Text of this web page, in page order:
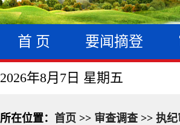
首 页 要闻摘登
2026年8月7日 星期五
所在位置： 首页 >> 审查调查 >> 执纪